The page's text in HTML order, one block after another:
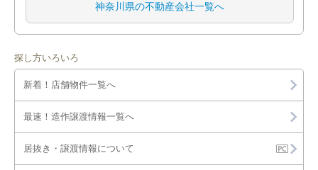
神奈川県の不動産会社一覧へ
探し方いろいろ
新着！店舗物件一覧へ
最速！造作譲渡情報一覧へ
居抜き・譲渡情報について